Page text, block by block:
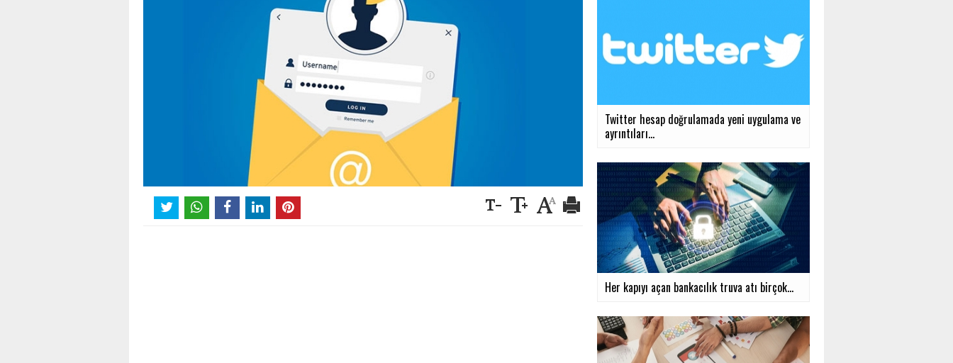
Twitter hesap doğrulamada yeni uygulama ve
ayrıntıları...
Her kapıyı açan bankacılık truva atı birçok...